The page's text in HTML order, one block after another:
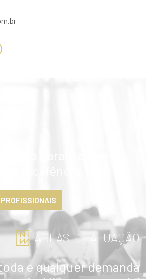
garante
excelência
ÁREAS DE ATUAÇÃO
e qualquer demanda